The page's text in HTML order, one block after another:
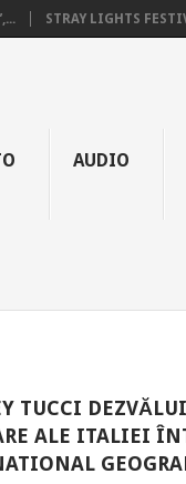
STRAY LIGHTS
AUDIO
TUCCI
ALE ITALIEI